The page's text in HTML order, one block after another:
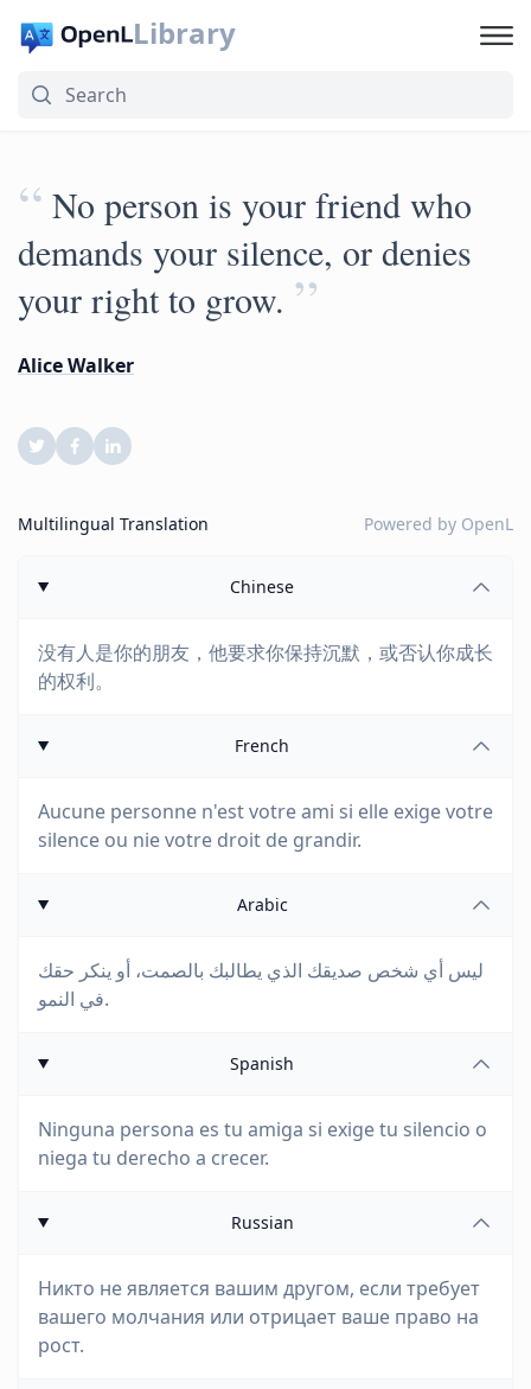
Library
“ No person is your friend who
demands your silence, or denies
your right to grow. ”
Alice Walker
Multilingual Translation Powered by OpenL
Chinese
没有人是你的朋友，他要求你保持沉默，或否认你成长
的权利。
French
Aucune personne n'est votre ami si elle exige votre
silence ou nie votre droit de grandir.
Arabic
ليس أي شخص صديقك الذي يطالبك بالصمت، أو ينكر حقك
في النمو.
Spanish
Ninguna persona es tu amiga si exige tu silencio o
niega tu derecho a crecer.
Russian
Никто не является вашим другом, если требует
вашего молчания или отрицает ваше право на
рост.